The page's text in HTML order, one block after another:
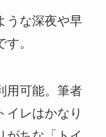
うな深夜や早
。
用可能。筆者
イレはかなり